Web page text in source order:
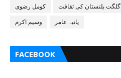
کومل رضوی
گلگت بلتستان کی ثقافت
وسیم اکرم
یانیہ عامر
FACEBOOK